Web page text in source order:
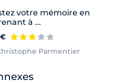
votre mémoire en
à ...
Parmentier